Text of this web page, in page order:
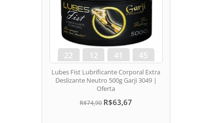
22
dias
12
hora
41
min
44
seg
Lubes Fist Lubrificante Corporal Extra
Deslizante Neutro 500g Garji 3049 |
Oferta
R$74,90 R$63,67